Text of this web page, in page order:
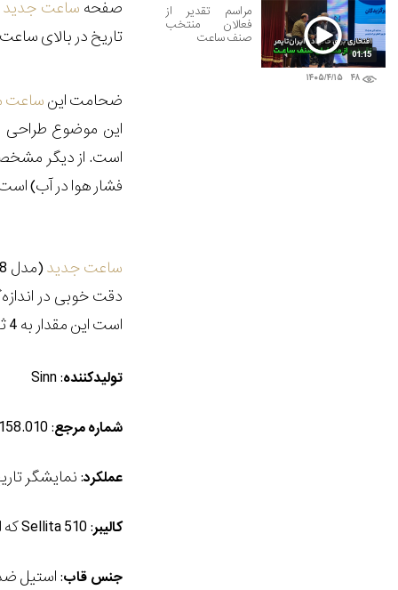
صفحه ساعت جدید
تاریخ در بالای ساعت 6 قرار داده شده است.
ضحامت اینساعت
است. از دیگر
فشار هوا در آب)
ساعت جدید
دقت خوبی در اندازه
است این مقدار به 4 ثانیه در روز می
تولیدکننده:
Sinn
شمارهمرجع: 158.010
عملکرد: نمایشگر
کالیبر:
Sellita 510که
جنس قاب: استیل ضد زنگ که تا
۴۸ ۱۴۰۵/۴/۱۵
01:15
مراسم تقدیر از
فعالان منتخب
صنف ساعت